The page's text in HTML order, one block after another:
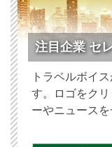
注目企業 セ
トラベルボイ
す。ロゴをク
ーやニュースを